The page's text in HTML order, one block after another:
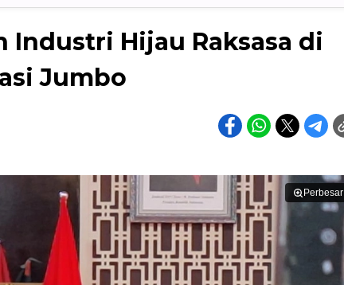
Industri Hijau Raksasa di
Jumbo
Perbesar